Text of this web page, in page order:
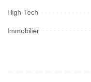
High-Tech
Immobilier